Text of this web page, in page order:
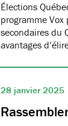
Élections
programme Vox
secondaires du
avantages
28 janvier 2025